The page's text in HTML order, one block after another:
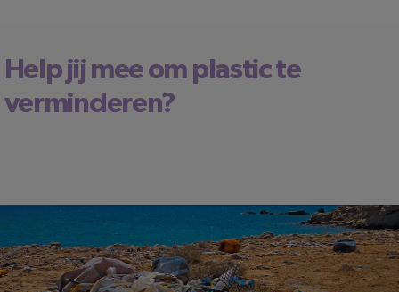
Help jij mee om plastic te
verminderen?